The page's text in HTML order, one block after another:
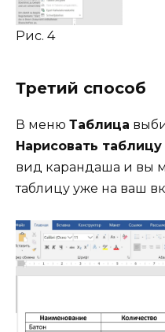
Рис. 4
Третий способ
В меню Таблица
Нарисовать таблицу
вид карандаша и вы
таблицу уже на ваш